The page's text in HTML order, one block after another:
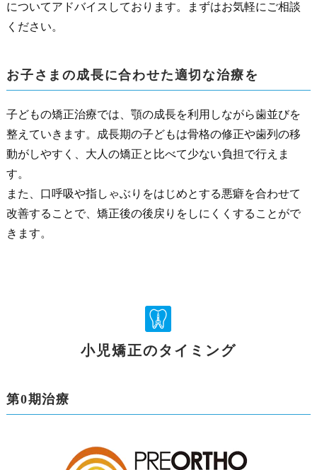
についてアドバイスしております。まずはお気軽にご相談
ください。
お子さまの成長に合わせた適切な治療を
子どもの矯正治療では、顎の成長を利用しながら歯並びを
整えていきます。成長期の子どもは骨格の修正や歯列の移
動がしやすく、大人の矯正と比べて少ない負担で行えま
す。
また、口呼吸や指しゃぶりをはじめとする悪癖を合わせて
改善することで、矯正後の後戻りをしにくくすることがで
きます。
小児矯正のタイミング
第0期治療